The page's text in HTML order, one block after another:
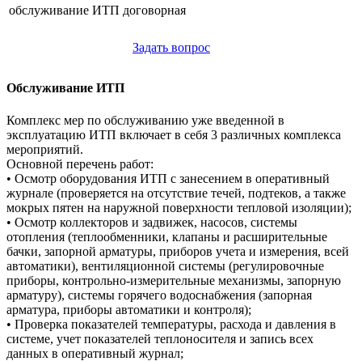
обслуживание ИТП договорная
Задать вопрос
Обслуживание ИТП
Комплекс мер по обслуживанию уже введенной в
эксплуатацию ИТП включает в себя 3 различных комплекса
мероприятий.
Основной перечень работ:
• Осмотр оборудования ИТП с занесением в оперативный
журнале (проверяется на отсутствие течей, подтеков, а также
мокрых пятен на наружной поверхности тепловой изоляции);
• Осмотр коллекторов и задвижек, насосов, системы
отопления (теплообменники, клапаны и расширительные
бачки, запорной арматуры, приборов учета и измерения, всей
автоматики), вентиляционной системы (регулировочные
приборы, контрольно-измерительные механизмы, запорную
арматуру), системы горячего водоснабжения (запорная
арматура, приборы автоматики и контроля);
• Проверка показателей температуры, расхода и давления в
системе, учет показателей теплоносителя и запись всех
данных в оперативный журнал;